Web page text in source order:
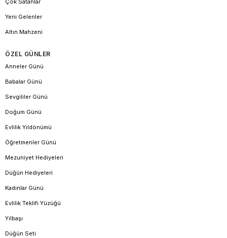
Çok Satanlar
Yeni Gelenler
Altın Mahzeni
ÖZEL GÜNLER
Anneler Günü
Babalar Günü
Sevgililer Günü
Doğum Günü
Evlilik Yıldönümü
Öğretmenler Günü
Mezuniyet Hediyeleri
Düğün Hediyeleri
Kadınlar Günü
Evlilik Teklifi Yüzüğü
Yılbaşı
Düğün Seti